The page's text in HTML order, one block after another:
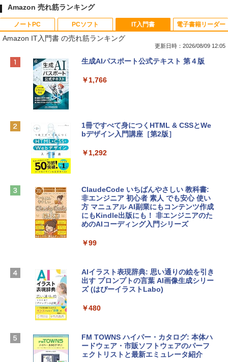
Amazon 売れ筋ランキング
ノートPC
Apple 2026 MacBook Neo A18 Proチッ
e Intelligenceのために設計、Liquid Ret
￥119,800
tomtoc 360°保護 15.6 16インチ パソコ
￥2,952
Apple 2026 MacBook Air M5チップ搭載
13インチノートブック：AIとApple Intell
スプレイ、16GBユニファイドメモリ、1
D - ミッドナイト
￥278,800
SSD インテル Core 5
￥129,800
PCソフト
Robloxギフトカード - 800 Robux 【限
インゲームコード】 ロブロックス | オン
Robloxギフトカード - 1000 Robux 【限
インゲームコード】 ロブロックス |オン
Robloxギフトカード - 2,000 Robux 【限
定バーチャルアイテムを含む】 【オンラ
インゲームコード】 ロブロックス | オン
Microsoft Office Home & Business 202
4(最新 永続版)|オンラインコード版|Wind
Windows版 | Minecraft (マインクラフ
ト): Java & Bedrock Edition | オンライ
IT入門書
Amazon IT入門書 の売れ筋ランキング
更新日時：2026/08/09 12:05
生成AIパスポート公式テキスト 第４版
￥1,766
1冊ですべて身につくHTML & CSSとWe
bデザイン入門講座［第2版］
￥1,292
ClaudeCode いちばんやさしい 教科書:
非エンジニア 初心者 素人 でも安心 使い
方 マニュアル AI副業にもコンテンツ作成
にもKindle出版にも！ 非エンジニアのた
めのAIコーディング入門シリーズ
￥99
AIイラスト表現辞典: 思い通りの絵を引き
出す プロンプトの言葉 AI画像生成シリー
ズ (はぴーイラストLabo)
￥480
FM TOWNS ハイパー・カタログ: 本体ハ
ードウェア・市販ソフトウェアのパーフ
ェクトリストと最新エミュレータ紹介
電子書籍リーダー